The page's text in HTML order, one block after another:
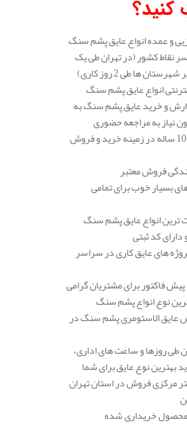
کنید؟
نقاط کشور (در تهران طی یک
ها طی 2 روز کاری)
و خرید عایق پشم سنگ به
نیاز به مراجعه حضوری
5- سابقه بیش از 10 ساله در زمینه خرید و فروش
بسیار خوب برای تمامی
های عایق کاری در سراسر
عایق الاستومری پشم سنگ در
طی روزها و ساعت های اداری،
بهترین نوع عایق برای شما
مرکزی فروش در استان تهران